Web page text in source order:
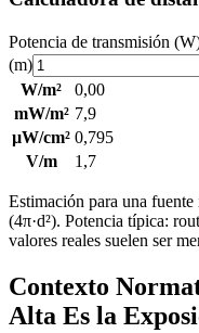
Potencia de transmisión
(m)
W/m²
0,00
mW/m² 7,9
µW/cm² 0,795
V/m
1,7
Estimación para una
(4π·d²). Potencia típica:
valores reales suelen ser
Contexto
Alta Es la